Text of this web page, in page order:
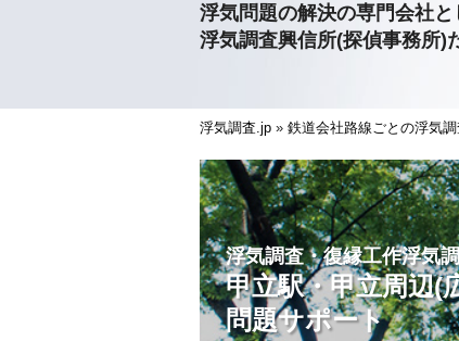
浮気問題の解決の専門会社と
浮気調査興信所(探偵事務所)
浮気調査.jp » 鉄道会社路線ごとの浮気
浮気調査・復縁工作浮気
甲立駅・甲立周辺(
問題サポート